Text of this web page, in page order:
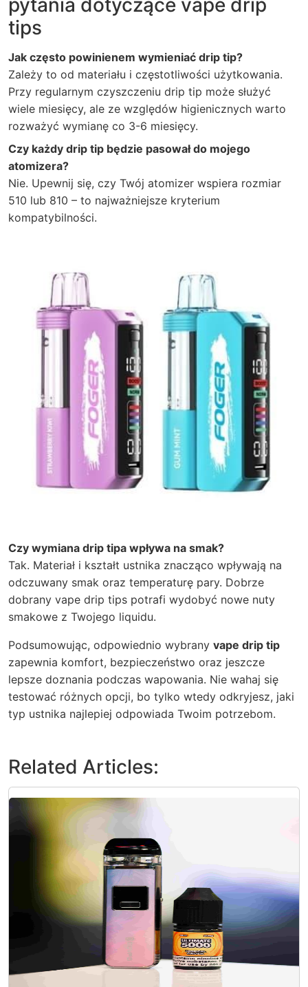
pytania dotyczące vape drip
tips
Jak często powinienem wymieniać drip tip?
Zależy to od materiału i częstotliwości użytkowania.
Przy regularnym czyszczeniu drip tip może służyć
wiele miesięcy, ale ze względów higienicznych warto
rozważyć wymianę co 3-6 miesięcy.
Czy każdy drip tip będzie pasował do mojego
atomizera?
Nie. Upewnij się, czy Twój atomizer wspiera rozmiar
510 lub 810 – to najważniejsze kryterium
kompatybilności.
Czy wymiana drip tipa wpływa na smak?
Tak. Materiał i kształt ustnika znacząco wpływają na
odczuwany smak oraz temperaturę pary. Dobrze
dobrany vape drip tips potrafi wydobyć nowe nuty
smakowe z Twojego liquidu.
Podsumowując, odpowiednio wybrany vape drip tip
zapewnia komfort, bezpieczeństwo oraz jeszcze
lepsze doznania podczas wapowania. Nie wahaj się
testować różnych opcji, bo tylko wtedy odkryjesz, jaki
typ ustnika najlepiej odpowiada Twoim potrzebom.
Related Articles: